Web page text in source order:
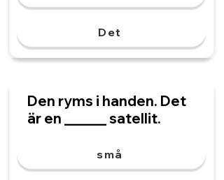
Det
Den ryms i handen. Det
är en ______ satellit.
små